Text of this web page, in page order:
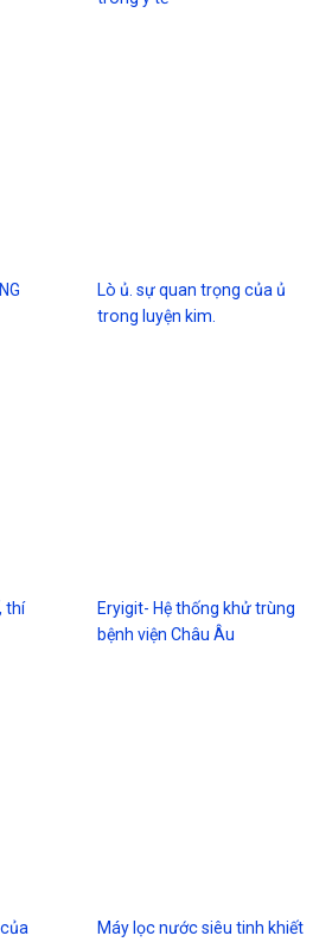
Lò ủ. sự quan trọng của ủ
trong luyện kim.
thí
Eryigit- Hệ thống khử trùng
bệnh viện Châu Âu
Máy lọc nước siêu tinh khiết